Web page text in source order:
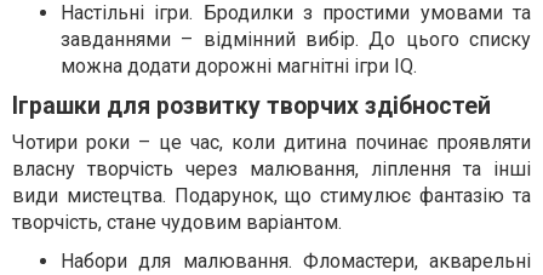
Настільні ігри. Бродилки з простими умовами та
завданнями – відмінний вибір. До цього списку
можна додати дорожні магнітні ігри IQ.
Іграшки для розвитку творчих здібностей
Чотири роки – це час, коли дитина починає проявляти
власну творчість через малювання, ліплення та інші
види мистецтва. Подарунок, що стимулює фантазію та
творчість, стане чудовим варіантом.
Набори для малювання. Фломастери, акварельні